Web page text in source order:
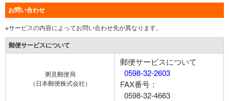
お問い合わせ
※サービスの内容によってお問い合わせ先が異なります。
郵便サービスについて
粥見郵便局
（日本郵便株式会社）
郵便サービスについて
0598-32-2603
FAX番号：
0598-32-4663